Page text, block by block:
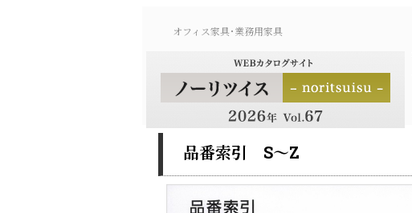
オフィス家具･業務用家具
品番索引 S～Z